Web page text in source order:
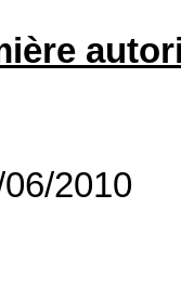
2010